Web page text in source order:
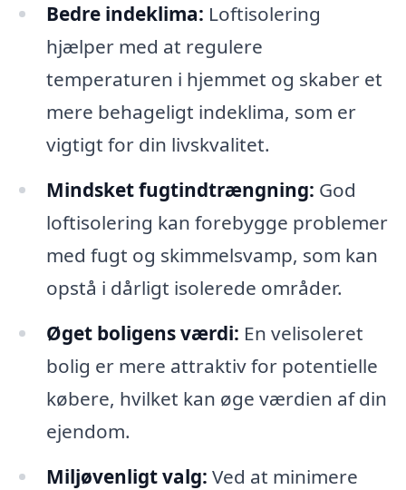
Bedre indeklima: Loftisolering
hjælper med at regulere
temperaturen i hjemmet og skaber et
mere behageligt indeklima, som er
vigtigt for din livskvalitet.
Mindsket fugtindtrængning: God
loftisolering kan forebygge problemer
med fugt og skimmelsvamp, som kan
opstå i dårligt isolerede områder.
Øget boligens værdi: En velisoleret
bolig er mere attraktiv for potentielle
købere, hvilket kan øge værdien af din
ejendom.
Miljøvenligt valg: Ved at minimere